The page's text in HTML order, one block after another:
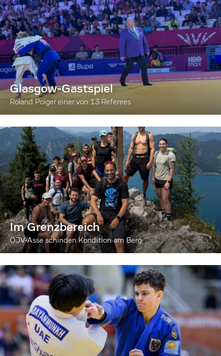
Glasgow-Gastspiel
Roland Poiger einer von 13 Referees
Im Grenzbereich
ÖJV-Asse schinden Kondition am Berg